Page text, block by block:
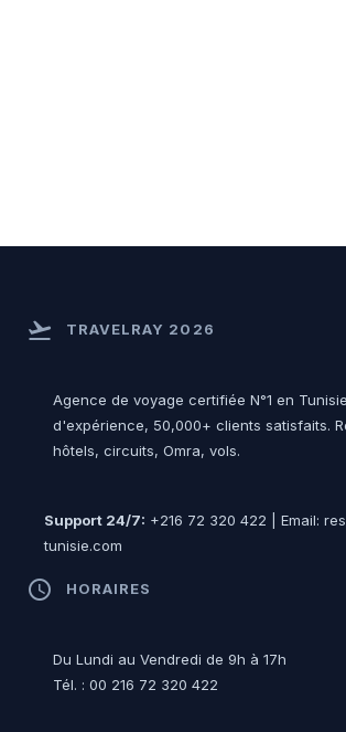
flight_takeoff TRAVELRAY 2026
Agence de voyage certifiée N°1 en
d'expérience, 50,000+ clients satisfaits.
hôtels, circuits, Omra, vols.
Support 24/7: +216 72 320 422 | Email:
tunisie.com
access_time HORAIRES
Du Lundi au Vendredi de 9h à 17h
Tél. : 00 216 72 320 422